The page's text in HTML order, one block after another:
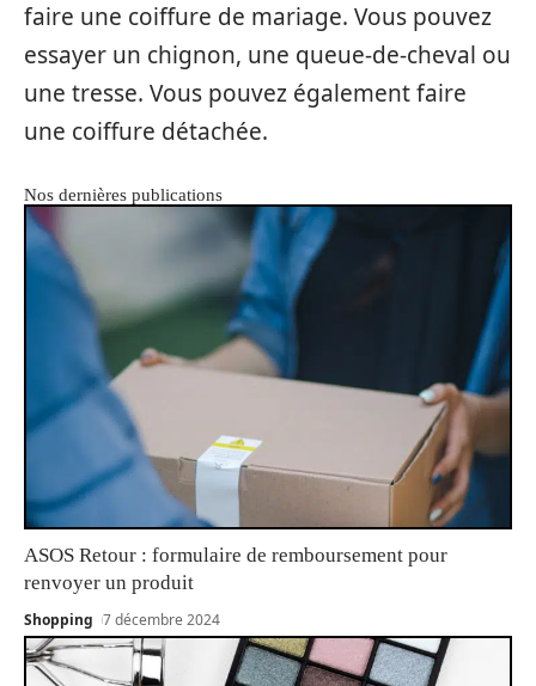
faire une coiffure de mariage. Vous pouvez
essayer un chignon, une queue-de-cheval ou
une tresse. Vous pouvez également faire
une coiffure détachée.
Nos dernières publications
ASOS Retour : formulaire de remboursement pour
renvoyer un produit
Shopping 7 décembre 2024